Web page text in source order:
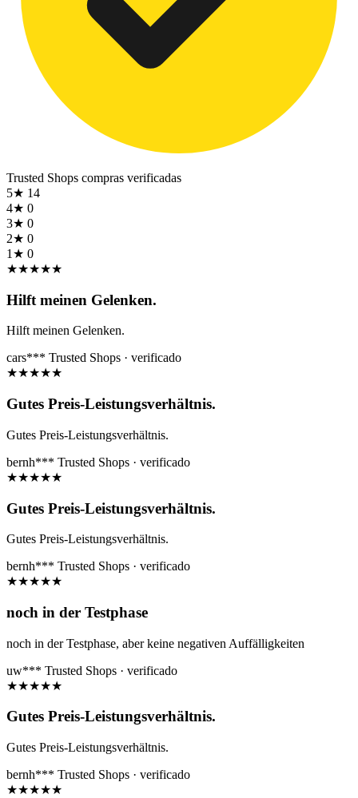
Trusted Shops compras verificadas
5★ 14
4★ 0
3★ 0
2★ 0
1★ 0
★★★★★
Hilft meinen Gelenken.
Hilft meinen Gelenken.
cars*** Trusted Shops · verificado
★★★★★
Gutes Preis-Leistungsverhältnis.
Gutes Preis-Leistungsverhältnis.
bernh*** Trusted Shops · verificado
★★★★★
Gutes Preis-Leistungsverhältnis.
Gutes Preis-Leistungsverhältnis.
bernh*** Trusted Shops · verificado
★★★★★
noch in der Testphase
noch in der Testphase, aber keine negativen Auffälligkeiten
uw*** Trusted Shops · verificado
★★★★★
Gutes Preis-Leistungsverhältnis.
Gutes Preis-Leistungsverhältnis.
bernh*** Trusted Shops · verificado
★★★★★